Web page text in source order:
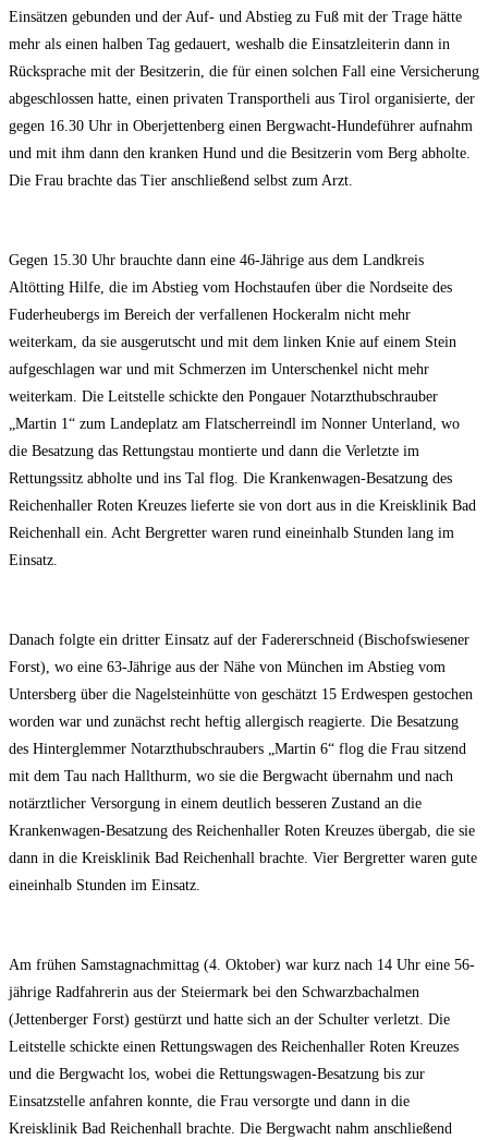
Einsätzen gebunden und der Auf- und Abstieg zu Fuß mit der Trage hätte
mehr als einen halben Tag gedauert, weshalb die Einsatzleiterin dann in
Rücksprache mit der Besitzerin, die für einen solchen Fall eine Versicherung
abgeschlossen hatte, einen privaten Transportheli aus Tirol organisierte, der
gegen 16.30 Uhr in Oberjettenberg einen Bergwacht-Hundeführer aufnahm
und mit ihm dann den kranken Hund und die Besitzerin vom Berg abholte.
Die Frau brachte das Tier anschließend selbst zum Arzt.
Gegen 15.30 Uhr brauchte dann eine 46-Jährige aus dem Landkreis
Altötting Hilfe, die im Abstieg vom Hochstaufen über die Nordseite des
Fuderheubergs im Bereich der verfallenen Hockeralm nicht mehr
weiterkam, da sie ausgerutscht und mit dem linken Knie auf einem Stein
aufgeschlagen war und mit Schmerzen im Unterschenkel nicht mehr
weiterkam. Die Leitstelle schickte den Pongauer Notarzthubschrauber
„Martin 1“ zum Landeplatz am Flatscherreindl im Nonner Unterland, wo
die Besatzung das Rettungstau montierte und dann die Verletzte im
Rettungssitz abholte und ins Tal flog. Die Krankenwagen-Besatzung des
Reichenhaller Roten Kreuzes lieferte sie von dort aus in die Kreisklinik Bad
Reichenhall ein. Acht Bergretter waren rund eineinhalb Stunden lang im
Einsatz.
Danach folgte ein dritter Einsatz auf der Fadererschneid (Bischofswiesener
Forst), wo eine 63-Jährige aus der Nähe von München im Abstieg vom
Untersberg über die Nagelsteinhütte von geschätzt 15 Erdwespen gestochen
worden war und zunächst recht heftig allergisch reagierte. Die Besatzung
des Hinterglemmer Notarzthubschraubers „Martin 6“ flog die Frau sitzend
mit dem Tau nach Hallthurm, wo sie die Bergwacht übernahm und nach
notärztlicher Versorgung in einem deutlich besseren Zustand an die
Krankenwagen-Besatzung des Reichenhaller Roten Kreuzes übergab, die sie
dann in die Kreisklinik Bad Reichenhall brachte. Vier Bergretter waren gute
eineinhalb Stunden im Einsatz.
Am frühen Samstagnachmittag (4. Oktober) war kurz nach 14 Uhr eine 56-
jährige Radfahrerin aus der Steiermark bei den Schwarzbachalmen
(Jettenberger Forst) gestürzt und hatte sich an der Schulter verletzt. Die
Leitstelle schickte einen Rettungswagen des Reichenhaller Roten Kreuzes
und die Bergwacht los, wobei die Rettungswagen-Besatzung bis zur
Einsatzstelle anfahren konnte, die Frau versorgte und dann in die
Kreisklinik Bad Reichenhall brachte. Die Bergwacht nahm anschließend